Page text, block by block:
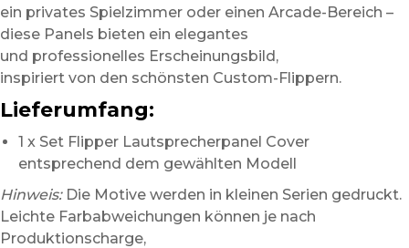
ein privates Spielzimmer oder einen Arcade-Bereich –
diese Panels bieten ein elegantes
und professionelles Erscheinungsbild,
inspiriert von den schönsten Custom-Flippern.
Lieferumfang:
1 x Set Flipper Lautsprecherpanel Cover
entsprechend dem gewählten Modell
Hinweis:Die Motive werden in kleinen Serien gedruckt.
Leichte Farbabweichungen können je nach
Produktionscharge,